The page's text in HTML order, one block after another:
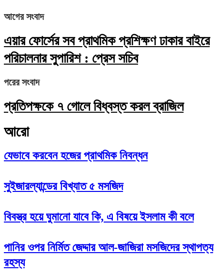
আগের সংবাদ
এয়ার ফোর্সের সব প্রাথমিক প্রশিক্ষণ ঢাকার বাইরে
পরিচালনার সুপারিশ : প্রেস সচিব
পরের সংবাদ
প্রতিপক্ষকে ৭ গোলে বিধ্বস্ত করল ব্রাজিল
আরো
যেভাবে করবেন হজের প্রাথমিক নিবন্ধন
সুইজারল্যান্ডের বিখ্যাত ৫ মসজিদ
বিবস্ত্র হয়ে ঘুমানো যাবে কি, এ বিষয়ে ইসলাম কী বলে
পানির ওপর নির্মিত জেদ্দার আল-জাজিরা মসজিদের স্থাপত্য
রহস্য